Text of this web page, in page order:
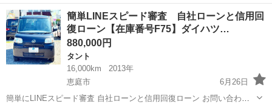
お待ちしております。 スムーズにご対応いたしますので是非ご連絡お
待ちしております。 ＿＿＿＿＿＿＿＿＿＿＿＿＿＿＿＿＿＿＿＿＿
＿...
北海道 恵庭市 タント ローン
簡単LINEスピード審査 自社ローンと信用回
復ローン【在庫番号F75】ダイハツ…
880,000円
タント
16,000km
2013年
恵庭市
6月26日
簡単にLINEスピード審査 自社ローンと信用回復ローン お問い合わせ